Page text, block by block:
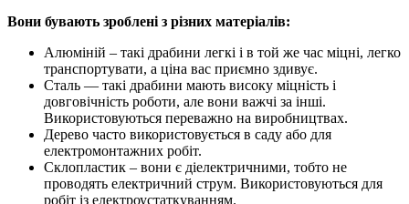
Вони бувають зроблені з різних матеріалів:
Алюміній – такі драбини легкі і в той же час міцні, легко
транспортувати, а ціна вас приємно здивує.
Сталь — такі драбини мають високу міцність і
довговічність роботи, але вони важчі за інші.
Використовуються переважно на виробництвах.
Дерево часто використовується в саду або для
електромонтажних робіт.
Склопластик – вони є діелектричними, тобто не
проводять електричний струм. Використовуються для
робіт із електроустаткуванням.